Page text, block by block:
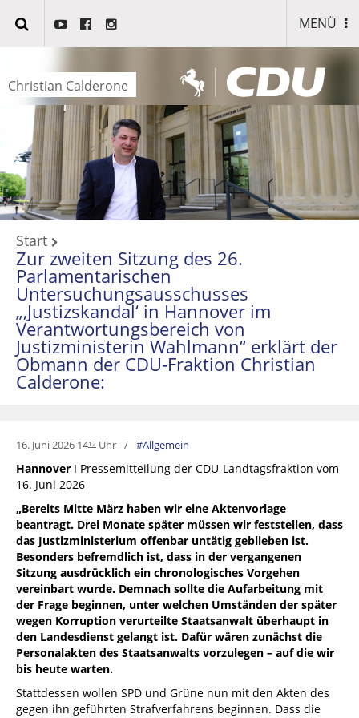
MENÜ
Christian Calderone
Start
Zur zweiten Sitzung des 26.
Parlamentarischen
Untersuchungsausschusses
„‚Justizskandal‘ in Hannover im
Verantwortungsbereich von
Justizministerin Wahlmann“ erklärt der
Obmann der CDU-Fraktion Christian
Calderone:
16. Juni 2026 1412 Uhr Allgemein
Hannover I Pressemitteilung der CDU-Landtagsfraktion vom
16. Juni 2026
„Bereits Mitte März haben wir eine Aktenvorlage
beantragt. Drei Monate später müssen wir feststellen, dass
das Justizministerium offenbar untätig geblieben ist.
Besonders befremdlich ist, dass in der vergangenen
Sitzung ausdrücklich ein chronologisches Vorgehen
vereinbart wurde. Demnach sollte die Aufarbeitung mit
der Frage beginnen, unter welchen Umständen der später
wegen Korruption verurteilte Staatsanwalt überhaupt in
den Landesdienst gelangt ist. Dafür wären zunächst die
Personalakten des Staatsanwalts vorzulegen – auf die wir
bis heute warten.
Stattdessen wollen SPD und Grüne nun mit den Akten des
gegen ihn geführten Strafverfahrens beginnen. Dass die